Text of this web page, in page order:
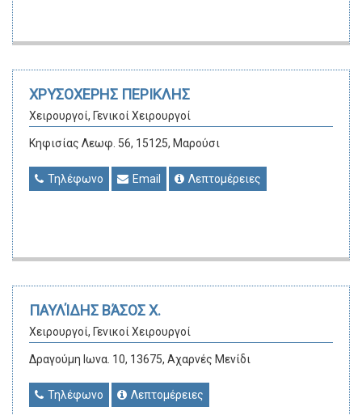
ΧΡΥΣΟΧΕΡΗΣ ΠΕΡΙΚΛΗΣ
Χειρουργοί, Γενικοί Χειρουργοί
Κηφισίας Λεωφ. 56, 15125, Μαρούσι
Τηλέφωνο Email Λεπτομέρειες
ΠΑΥΛΊΔΗΣ ΒΆΣΟΣ Χ.
Χειρουργοί, Γενικοί Χειρουργοί
Δραγούμη Ιωνα. 10, 13675, Αχαρνές Μενίδι
Τηλέφωνο Λεπτομέρειες